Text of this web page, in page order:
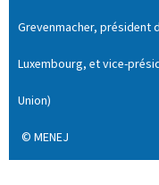
Grevenmacher, président
Luxembourg, et vice-
Union)
© MENEJ